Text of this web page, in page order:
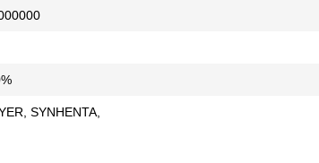
SYNHENTA,